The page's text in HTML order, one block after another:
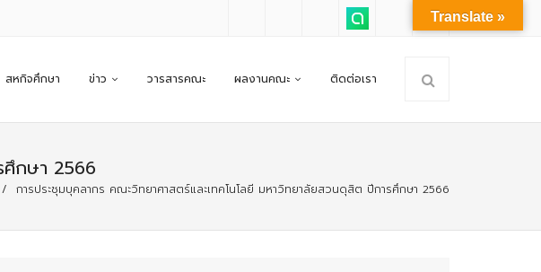
สหกิจศึกษา ข่าว วารสารคณะ ผลงานคณะ ติดต่อเรา
ศึกษา 2566
/ การประชุมบุคลากร คณะวิทยาศาสตร์และเทคโนโลยี มหาวิทยาลัยสวนดุสิต ปีการศึกษา 2566
Translate »